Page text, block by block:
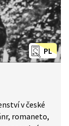
PL
v české
romaneto,